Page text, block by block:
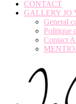
CONTACT
GALLERY JO
General
Politique
Contact